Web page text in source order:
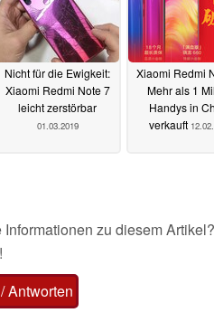
Nicht für die Ewigkeit:
Xiaomi Redmi Note 7
leicht zerstörbar
01.03.2019
Xiaomi Redmi
Mehr als 1
Handys in
verkauft
zu diesem
Antworten